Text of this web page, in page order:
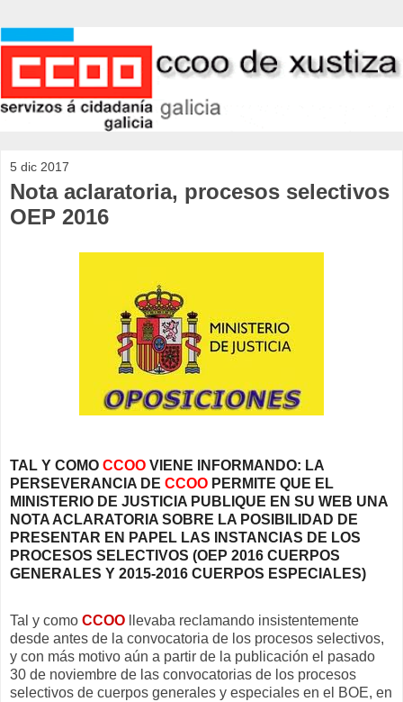
5 dic 2017
Nota aclaratoria, procesos selectivos
OEP 2016
TAL Y COMO CCOO VIENE INFORMANDO: LA
PERSEVERANCIA DE CCOO PERMITE QUE EL
MINISTERIO DE JUSTICIA PUBLIQUE EN SU WEB UNA
NOTA ACLARATORIA SOBRE LA POSIBILIDAD DE
PRESENTAR EN PAPEL LAS INSTANCIAS DE LOS
PROCESOS SELECTIVOS (OEP 2016 CUERPOS
GENERALES Y 2015-2016 CUERPOS ESPECIALES)
Tal y como CCOO llevaba reclamando insistentemente
desde antes de la convocatoria de los procesos selectivos,
y con más motivo aún a partir de la publicación el pasado
30 de noviembre de las convocatorias de los procesos
selectivos de cuerpos generales y especiales en el BOE, en